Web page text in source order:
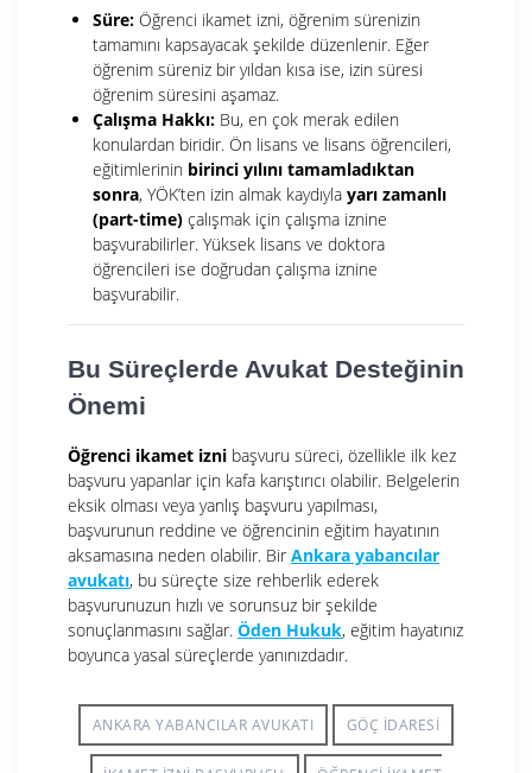
Süre: Öğrenci ikamet izni, öğrenim sürenizin
tamamını kapsayacak şekilde düzenlenir. Eğer
öğrenim süreniz bir yıldan kısa ise, izin süresi
öğrenim süresini aşamaz.
Çalışma Hakkı: Bu, en çok merak edilen
konulardan biridir. Ön lisans ve lisans öğrencileri,
eğitimlerinin birinci yılını tamamladıktan
sonra, YÖK’ten izin almak kaydıyla yarı zamanlı
(part-time) çalışmak için çalışma iznine
başvurabilirler. Yüksek lisans ve doktora
öğrencileri ise doğrudan çalışma iznine
başvurabilir.
Bu Süreçlerde Avukat Desteğinin
Önemi
Öğrenci ikamet izni başvuru süreci, özellikle ilk kez
başvuru yapanlar için kafa karıştırıcı olabilir. Belgelerin
eksik olması veya yanlış başvuru yapılması,
başvurunun reddine ve öğrencinin eğitim hayatının
aksamasına neden olabilir. Bir Ankara yabancılar
avukatı, bu süreçte size rehberlik ederek
başvurunuzun hızlı ve sorunsuz bir şekilde
sonuçlanmasını sağlar. Öden Hukuk, eğitim hayatınız
boyunca yasal süreçlerde yanınızdadır.
ANKARA YABANCILAR AVUKATI GÖÇ IDARESI